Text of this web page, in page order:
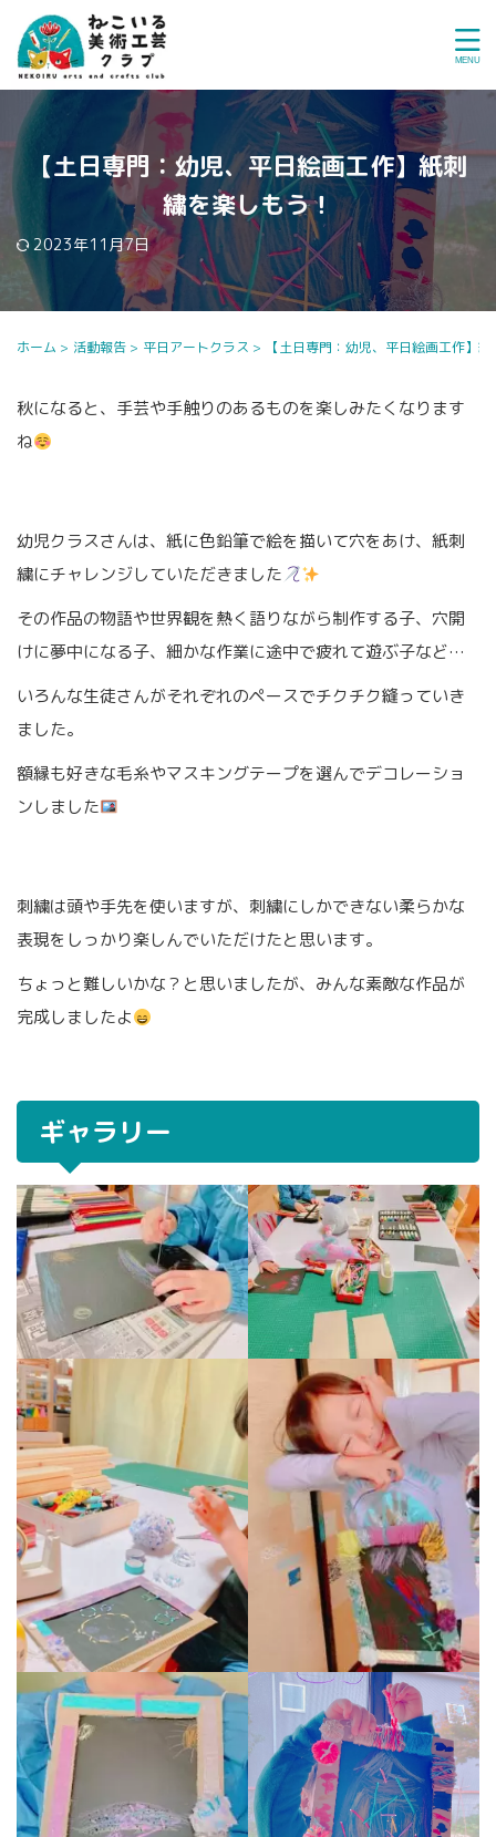
【土日専門：幼児、平日絵画工作】紙刺
繍を楽しもう！
2023年11月7日
ホーム > 活動報告 > 平日アートクラス > 【土日専門：幼児、平日絵画工作】
秋になると、手芸や手触りのあるものを楽しみたくなります
ね
幼児クラスさんは、紙に色鉛筆で絵を描いて穴をあけ、紙刺
繍にチャレンジしていただきました
その作品の物語や世界観を熱く語りながら制作する子、穴開
けに夢中になる子、細かな作業に途中で疲れて遊ぶ子など…
いろんな生徒さんがそれぞれのペースでチクチク縫っていき
ました。
額縁も好きな毛糸やマスキングテープを選んでデコレーショ
ンしました
刺繍は頭や手先を使いますが、刺繍にしかできない柔らかな
表現をしっかり楽しんでいただけたと思います。
ちょっと難しいかな？と思いましたが、みんな素敵な作品が
完成しましたよ
ギャラリー